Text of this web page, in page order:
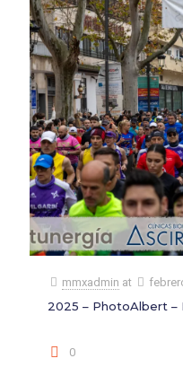
mmxadmin at
2025 – PhotoAlbert –
0